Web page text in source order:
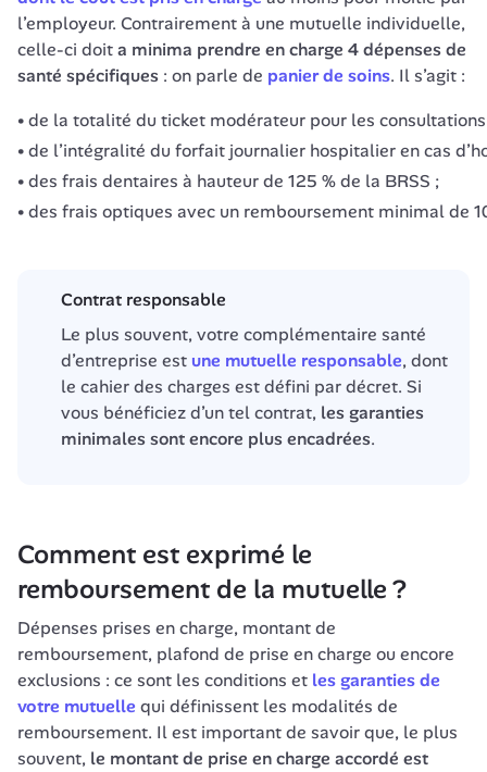
l’employeur. Contrairement à une mutuelle individuelle,
celle-ci doit a minima prendre en charge 4 dépenses de
santé spécifiques : on parle de panier de soins. Il s’agit :
de la totalité du ticket modérateur pour les
de l’intégralité du forfait journalier hospitalier en cas
des frais dentaires à hauteur de 125 % de la BRSS ;
des frais optiques avec un remboursement minimal de
Contrat responsable
Le plus souvent, votre complémentaire santé
d’entreprise est une mutuelle responsable, dont
le cahier des charges est défini par décret. Si
vous bénéficiez d’un tel contrat, les garanties
minimales sont encore plus encadrées.
Comment est exprimé le
remboursement de la mutuelle ?
Dépenses prises en charge, montant de
remboursement, plafond de prise en charge ou encore
exclusions : ce sont les conditions et les garanties de
votre mutuelle qui définissent les modalités de
remboursement. Il est important de savoir que, le plus
souvent, le montant de prise en charge accordé est